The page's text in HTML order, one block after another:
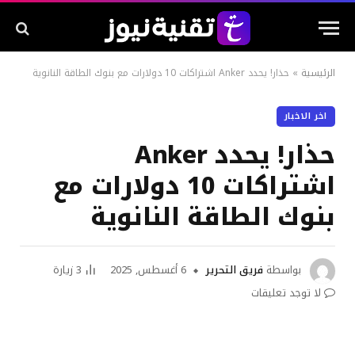
الرئيسية » حذار! يحدد Anker اشتراكات 10 دولارات مع بنوك الطاقة النانوية
اخر الاخبار
حذار! يحدد Anker
اشتراكات 10 دولارات مع
بنوك الطاقة النانوية
بواسطة فريق التحرير 6 أغسطس, 2025 3زيارة
لا توجد تعليقات